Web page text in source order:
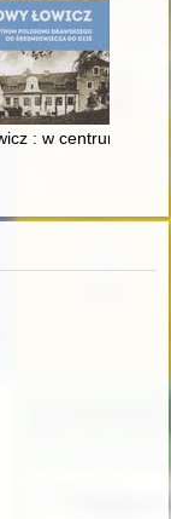
w XVI-
: w centrum